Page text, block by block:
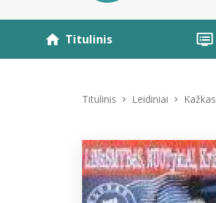
Titulinis
Titulinis Leidiniai Kažkas